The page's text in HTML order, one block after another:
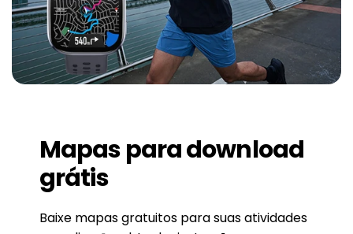
Mapas para download
grátis
Baixe mapas gratuitos para suas atividades